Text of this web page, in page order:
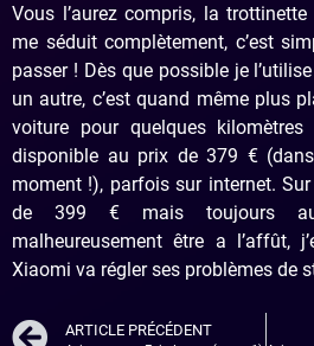
Vous l’aurez compris, la
me séduit complètement, c’est
passer ! Dès que possible je
un autre, c’est quand même plus
voiture pour quelques
disponible au prix de 379 €
moment !), parfois sur internet.
de 399 € mais toujours
malheureusement être a l’affût,
Xiaomi va régler ses problèmes de
ARTICLE PRÉCÉDENT